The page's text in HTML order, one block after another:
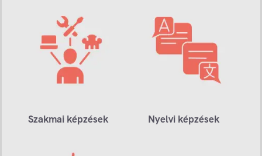
Szakmai képzések Nyelvi képzések